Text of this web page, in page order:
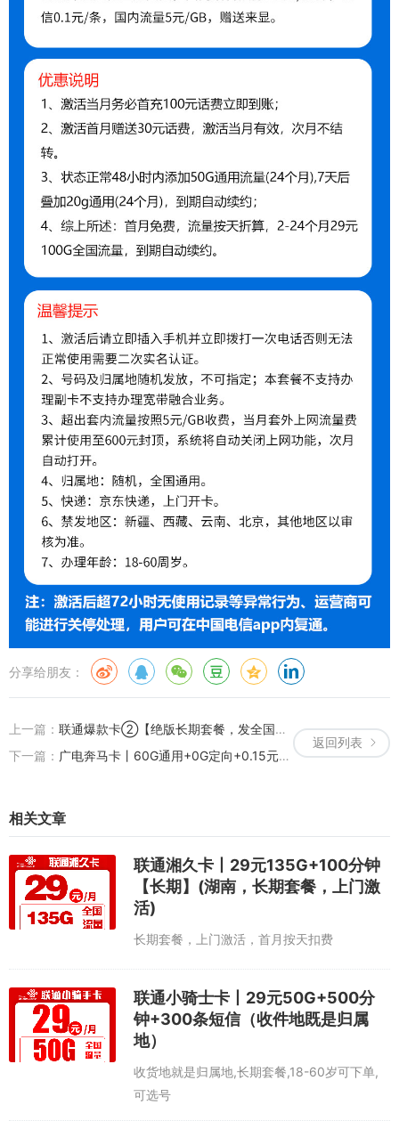
分享给朋友：
返回列表
上一篇： 联通爆款卡②【绝版长期套餐，发全国】丨39元版215GB+100分钟（激活成功后发货 ）
下一篇： 广电奔马卡丨60G通用+0G定向+0.15元/分钟
相关文章
联通湘久卡丨29元135G+100分钟
【长期】(湖南，长期套餐，上门激
活)
长期套餐，上门激活，首月按天扣费
联通小骑士卡丨29元50G+500分
钟+300条短信（收件地既是归属
地）
收货地就是归属地,长期套餐,18-60岁可下单,
可选号